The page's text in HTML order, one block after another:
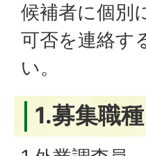
候補者に個別
可否を連絡す
い。
1.募集職種